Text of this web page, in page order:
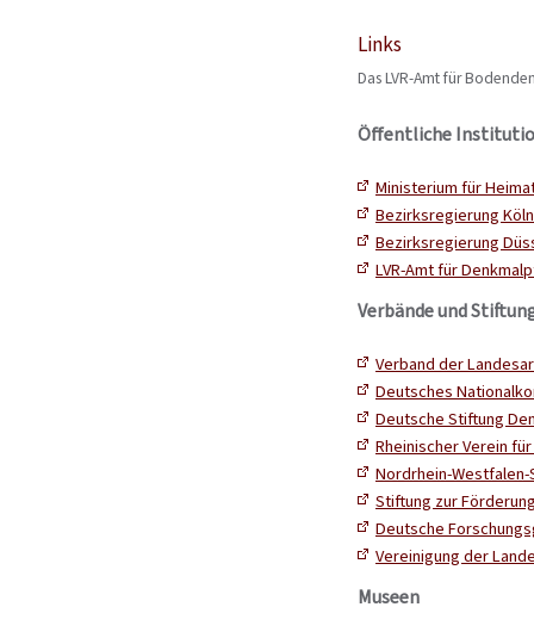
Links
Das LVR-Amt für
Öffentliche
Ministerium für
Bezirksregierung
Bezirksregierung
LVR-Amt für
Verbände und
Verband der
Deutsches
Deutsche Stiftung
Rheinischer Verein
Nordrhein-
Stiftung zur
Deutsche
Vereinigung der
Museen